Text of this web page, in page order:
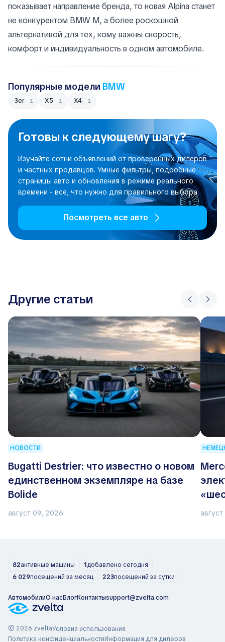
показывает направление бренда, то новая Alpina станет
не конкурентом BMW M, а более роскошной
альтернативой для тех, кому важны скорость,
комфорт и индивидуальность в одном автомобиле.
Популярные модели BMW
3er 1 X5 1 X4 1
Готовы к следующему шагу?
Изучайте сотни объявлений от проверенных дилеров
и частных продавцов. Умные фильтры, подробные
страницы авто и обновления в режиме реального
времени - все, что нужно для правильного выбора.
Посмотреть все авто
Другие статьи
НОВОСТИ
Bugatti Destrier: что известно о новом
единственном экземпляре на базе
Bolide
август 09, 2026
82активные машины 1добавлено сегодня
6 029посещений за месяц 223посещений за сутки
АвтомобилиО насБлогКонтактыsupport@zvelta.com
© 2026 zveltaУсловия использования
Политика конфиденциальностиИнформация для дилеров